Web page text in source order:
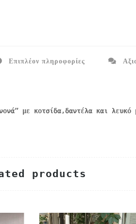
Επιπλέον πληροφορίες
με κοτσίδα,δαντέλα και λευκό
products